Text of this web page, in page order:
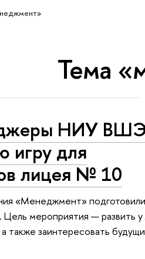
Тема
НИУ
игру для
лицея № 10
«Менеджмент»
мероприятия — развить у
также заинтересовать